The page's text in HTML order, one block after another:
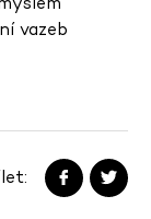
vazeb